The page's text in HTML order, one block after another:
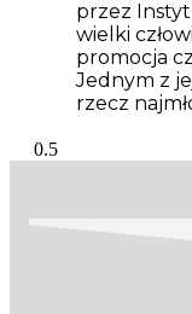
przez
wielki
promocja
Jednym z
rzecz